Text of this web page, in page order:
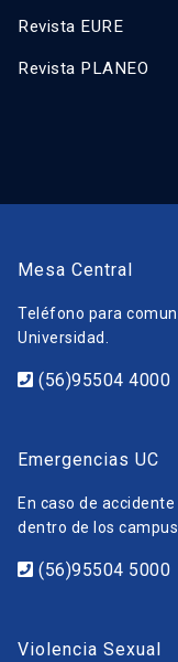
Revista EURE
Revista PLANEO
Mesa Central
Teléfono para
Universidad.
(56)95504 4000
Emergencias UC
En caso de
dentro de los campus.
(56)95504 5000
Violencia Sexual